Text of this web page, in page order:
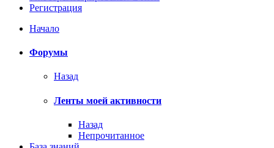
Регистрация
Начало
Форумы
Назад
Ленты моей активности
Назад
Непрочитанное